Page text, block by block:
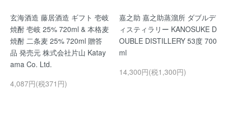
玄海酒造 藤居酒造 ギフト 壱岐
焼酎 壱岐 25% 720ml & 本格麦
焼酎 二条麦 25% 720ml 贈答
品 発売元 株式会社片山 Katay
ama Co. Ltd.
4,087円(税371円)
嘉之助 嘉之助蒸溜所 ダブルデ
ィスティラリー KANOSUKE D
OUBLE DISTILLERY 53度 700
ml
14,300円(税1,300円)